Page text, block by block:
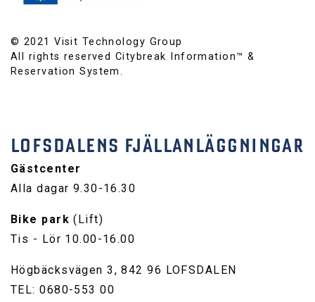
© 2021 Visit Technology Group
All rights reserved Citybreak Information™ &
Reservation System.
LOFSDALENS FJÄLLANLÄGGNINGAR
Gästcenter
Alla dagar 9.30-16.30
Bike park (Lift)
Tis - Lör 10.00-16.00
Högbäcksvägen 3, 842 96 LOFSDALEN
TEL: 0680-553 00